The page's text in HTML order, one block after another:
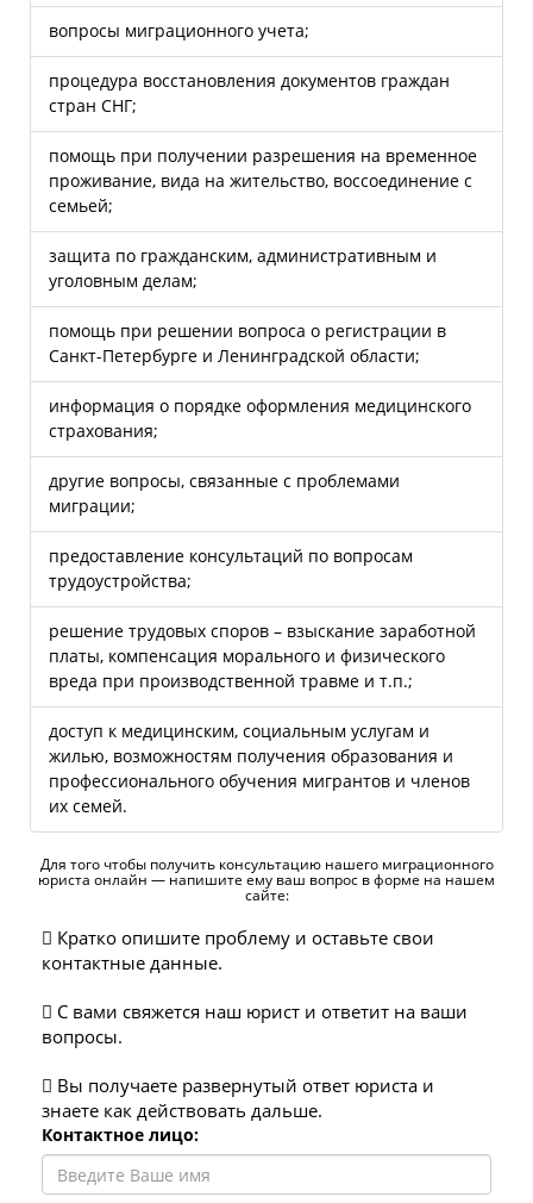
вопросы миграционного учета;
процедура восстановления документов граждан
стран СНГ;
помощь при получении разрешения на временное
проживание, вида на жительство, воссоединение с
семьей;
защита по гражданским, административным и
уголовным делам;
помощь при решении вопроса о регистрации в
Санкт-Петербурге и Ленинградской области;
информация о порядке оформления медицинского
страхования;
другие вопросы, связанные с проблемами
миграции;
предоставление консультаций по вопросам
трудоустройства;
решение трудовых споров – взыскание заработной
платы, компенсация морального и физического
вреда при производственной травме и т.п.;
доступ к медицинским, социальным услугам и
жилью, возможностям получения образования и
профессионального обучения мигрантов и членов
их семей.
Для того чтобы получить консультацию нашего миграционного
юриста онлайн — напишите ему ваш вопрос в форме на нашем
сайте:
Кратко опишите проблему и оставьте свои
контактные данные.
C вами свяжется наш юрист и ответит на ваши
вопросы.
Вы получаете развернутый ответ юриста и
знаете как действовать дальше.
Контактное лицо: